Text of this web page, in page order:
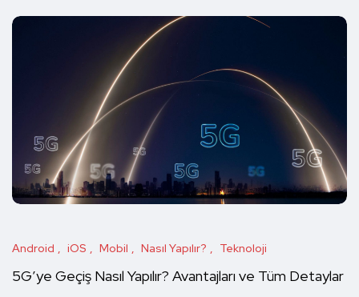
Android iOS Mobil Nasıl Yapılır? Teknoloji
5G’ye Geçiş Nasıl Yapılır? Avantajları ve Tüm Detaylar